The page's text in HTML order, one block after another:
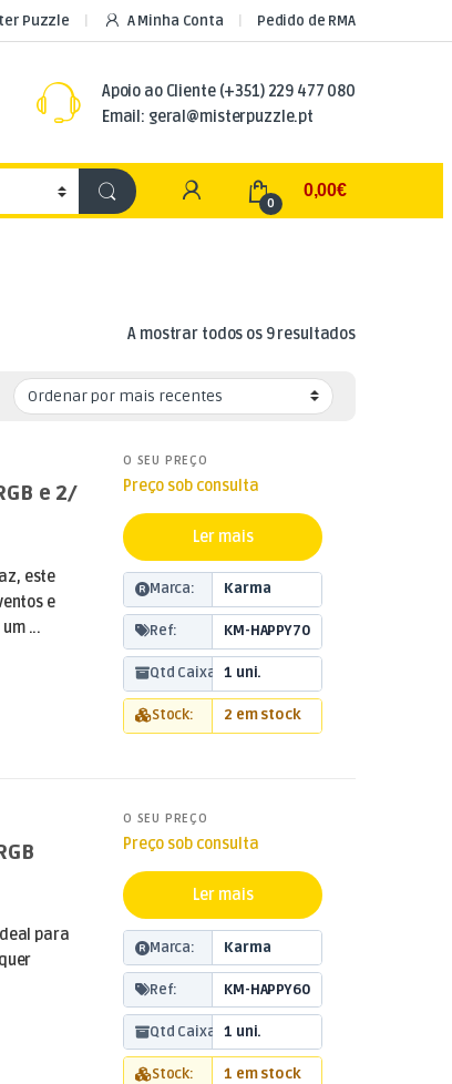
Puzzle A Minha Conta Pedido de RMA
Apoio ao Cliente(+351) 229 477 080
Email: geral@misterpuzzle.pt
My Account
0
0,00€
A mostrar todos os 9 resultadosOrdenado
e 2/
este
e
...
O SEU PREÇO
Preço sob consulta
Ler mais
Marca: Karma
Ref: KM-HAPPY70
Qtd Caixa: 1 uni.
Stock: 2 em stock
para
O SEU PREÇO
Preço sob consulta
Ler mais
Marca: Karma
Ref: KM-HAPPY60
Qtd Caixa: 1 uni.
Stock: 1 em stock